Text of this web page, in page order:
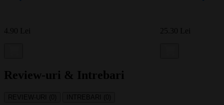
4.90 Lei 25.30 Lei
Review-uri & Intrebari